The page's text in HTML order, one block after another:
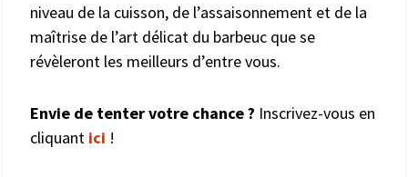
niveau de la cuisson, de l’assaisonnement et de la
maîtrise de l’art délicat du barbeuc que se
révèleront les meilleurs d’entre vous.
Envie de tenter votre chance ? Inscrivez-vous en
cliquant ici !